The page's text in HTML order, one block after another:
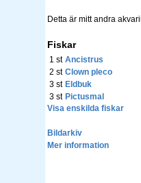
Detta är mitt andra
Fiskar
1 st Ancistrus
2 st Clown pleco
3 st Eldbuk
3 st Pictusmal
Visa enskilda fiskar
Bildarkiv
Mer information